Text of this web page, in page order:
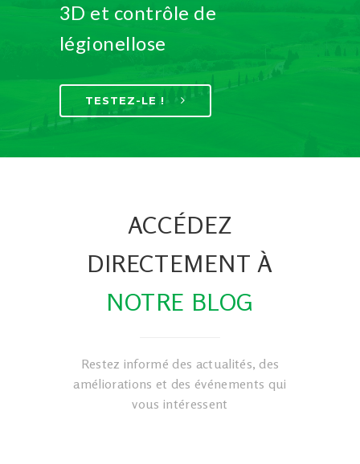
3D et contrôle de
légionellose
TESTEZ-LE !
ACCÉDEZ
DIRECTEMENT À
NOTRE BLOG
Restez informé des actualités, des
améliorations et des événements qui
vous intéressent